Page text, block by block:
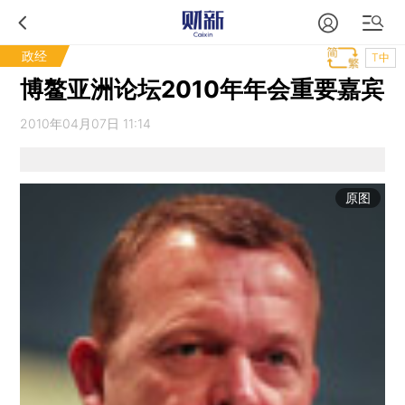
政经 T中
博鳌亚洲论坛2010年年会重要嘉宾
2010年04月07日 11:14
原图